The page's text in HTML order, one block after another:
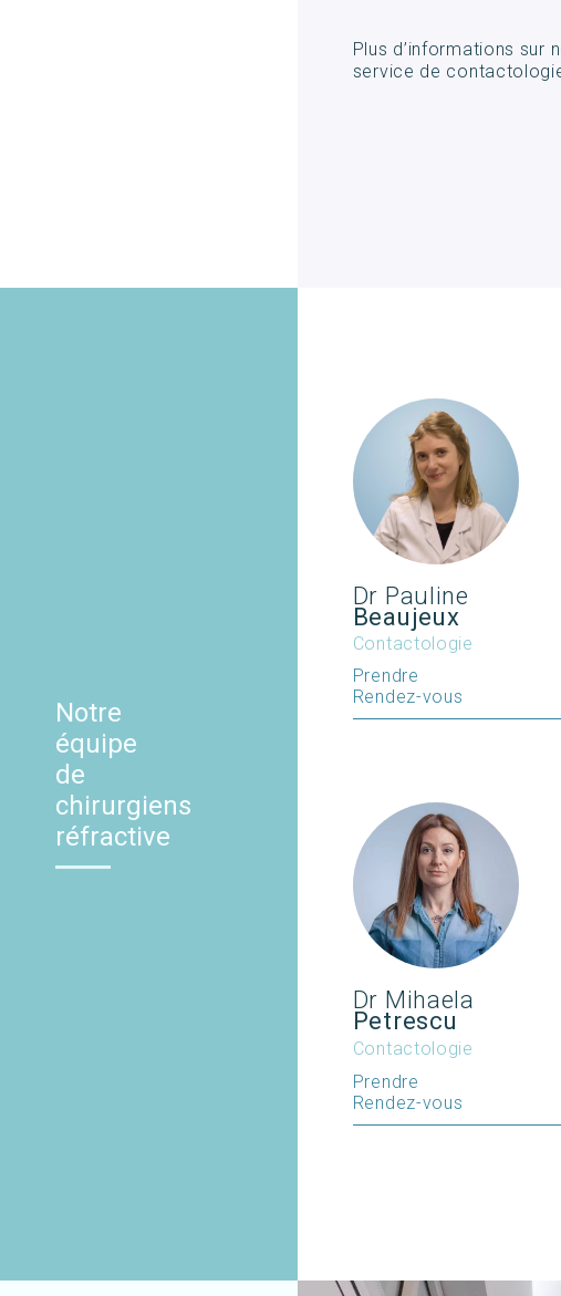
Plus d’informations sur
service de
Notre
équipe
de
chirurgiens
réfractive
Dr Pauline
Beaujeux
Contactologie
Prendre
Rendez-vous
Dr Mihaela
Petrescu
Contactologie
Prendre
Rendez-vous